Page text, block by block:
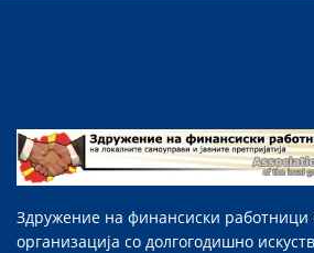
Здружение на финансиски работници
организација со долгогодишно